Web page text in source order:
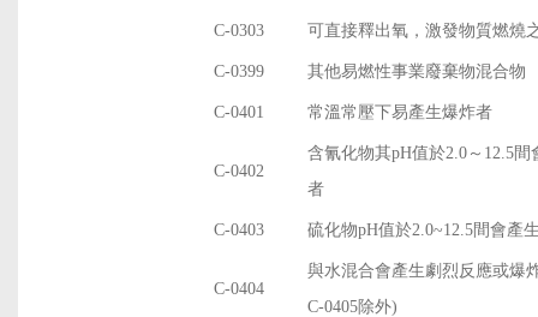
C-0303 可直接釋出氧，激發物質燃燒
C-0399 其他易燃性事業廢棄物混合物
C-0401 常溫常壓下易產生爆炸者
C-0402
含氰化物其pH值於2.0～12.5
者
C-0403 硫化物pH值於2.0~12.5間會產
C-0404
與水混合會產生劇烈反應或爆
C-0405除外)